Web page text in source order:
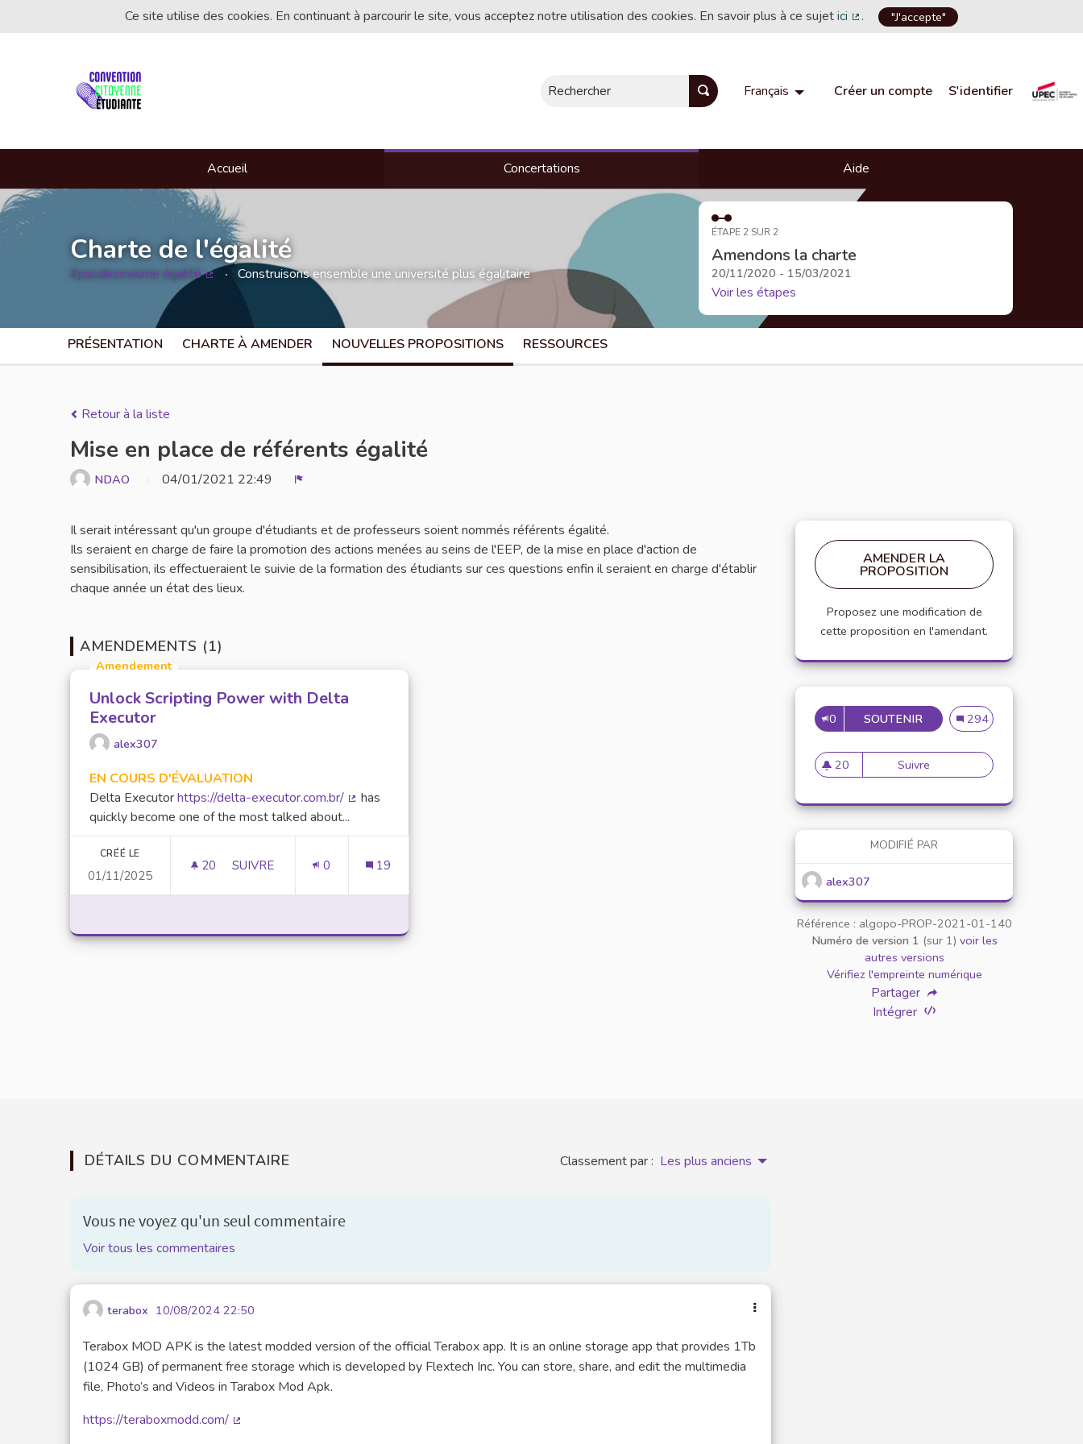
Ce site utilise des cookies. En continuant à parcourir le site, vous acceptez notre utilisation des cookies. En savoir plus à ce sujetici
(Lien externe)
. "J'accepte"
Rechercher Français Choisir la langueChoose language
Créer un compte S'identifier
Accueil Concertations Aide
Charte de l'égalité
#pasdesexisme égalité Construisons ensemble une université plus égalitaire
ÉTAPE 2 SUR 2
Amendons la charte
20/11/2020 - 15/03/2021
Voir les étapes
PRÉSENTATION CHARTE À AMENDER NOUVELLES PROPOSITIONS RESSOURCES
Retour à la liste
Mise en place de référents égalité
NDAO 04/01/2021 22:49
Il serait intéressant qu'un groupe d'étudiants et de professeurs soient nommés référents égalité.
Ils seraient en charge de faire la promotion des actions menées au seins de l'EEP, de la mise en place d'action de
sensibilisation, ils effectueraient le suivie de la formation des étudiants sur ces questions enfin il seraient en charge d'établir
chaque année un état des lieux.
AMENDEMENTS (1)
Amendement
Unlock Scripting Power with Delta
Executor
alex307
EN COURS D'ÉVALUATION
Delta Executorhttps://delta-executor.com.br/
has
quickly become one of the most talked about...
CRÉÉ LE
01/11/2025
20 20 ABONNÉS
SUIVRE 0 19
AMENDER LA
PROPOSITION
Proposez une modification de
cette proposition en l'amendant.
0 SOUTENIR MISE EN PLACE DE
Mise en place de
294
20
20 abonnés
Suivre Mise en place de référents
MODIFIÉ PAR
alex307
Référence : algopo-PROP-2021-01-140
Numéro de version 1 (sur 1) voir les
autres versions
Vérifiez l'empreinte numérique
Partager
Intégrer
DÉTAILS DU COMMENTAIRE Classement par : Les plus anciens
Vous ne voyez qu'un seul commentaire
Voir tous les commentaires
terabox 10/08/2024 22:50
Terabox MOD APK is the latest modded version of the official Terabox app. It is an online storage app that provides 1Tb
(1024 GB) of permanent free storage which is developed by Flextech Inc. You can store, share, and edit the multimedia
file, Photo’s and Videos in Tarabox Mod Apk.
https://teraboxmodd.com/